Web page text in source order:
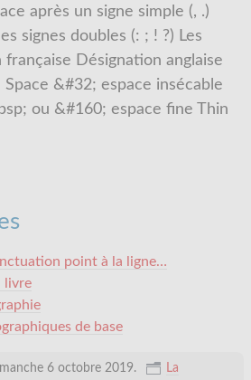
après un signe simple (, .)
signes doubles (: ; ! ?) Les
française Désignation anglaise
&#32; espace insécable
ou &#160; espace fine Thin
point à la ligne…
livre
de base
6 octobre 2019.
La